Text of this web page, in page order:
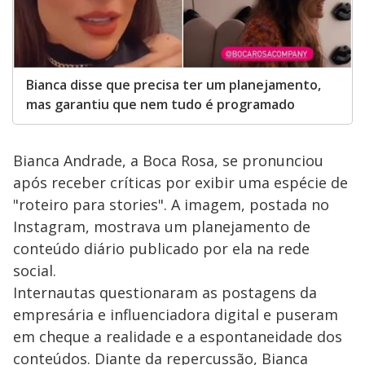
Bianca disse que precisa ter um planejamento,
mas garantiu que nem tudo é programado
Bianca Andrade, a Boca Rosa, se pronunciou
após receber críticas por exibir uma espécie de
"roteiro para stories". A imagem, postada no
Instagram, mostrava um planejamento de
conteúdo diário publicado por ela na rede
social.
Internautas questionaram as postagens da
empresária e influenciadora digital e puseram
em cheque a realidade e a espontaneidade dos
conteúdos. Diante da repercussão, Bianca